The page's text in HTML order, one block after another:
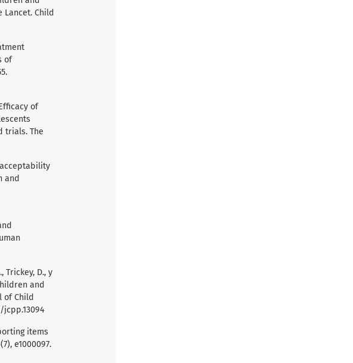
Child
of
of
trials. The
acceptability
and
Trickey, D., y
and
of Child
jcpp.13094
items
e1000097.